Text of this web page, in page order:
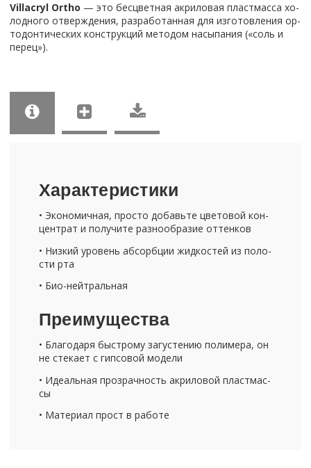
Villacryl Ortho — это бес­цвет­ная ак­ри­ло­вая пласт­мас­са хо­
лод­но­го от­вер­жде­ния, раз­ра­бо­тан­ная для из­го­тов­ле­ния ор­
то­дон­ти­че­ских кон­струк­ций ме­то­дом на­сы­па­ния («соль и
перец»).
Ха­рак­те­ри­сти­ки
• Эко­но­мич­ная, про­сто до­бавь­те цве­то­вой кон­
цен­трат и по­лу­чи­те раз­но­об­ра­зие от­тен­ков
• Низ­кий уро­вень аб­сорб­ции жид­ко­стей из по­ло­
сти рта
• Био-​нейтральная
Пре­иму­ще­ства
• Бла­го­да­ря быст­ро­му за­гу­сте­нию по­ли­ме­ра, он
не сте­ка­ет с гип­со­вой мо­де­ли
• Иде­аль­ная про­зрач­ность ак­ри­ло­вой пласт­мас­
сы
• Ма­те­ри­ал прост в ра­бо­те